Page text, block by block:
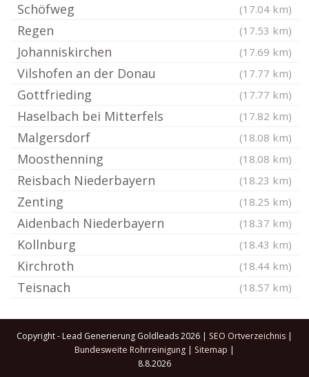
Schöfweg (17.04 km)
Regen (17.53 km)
Johanniskirchen (17.69 km)
Vilshofen an der Donau (17.77 km)
Gottfrieding (17.77 km)
Haselbach bei Mitterfels (17.82 km)
Malgersdorf (18.08 km)
Moosthenning (18.08 km)
Reisbach Niederbayern (18.23 km)
Zenting (18.25 km)
Aidenbach Niederbayern (18.37 km)
Kollnburg (18.43 km)
Kirchroth (18.44 km)
Teisnach (18.57 km)
Copyright - Lead Generierung Goldleads 2026 | SEO Ortverzeichnis |
Bundesweite Rohrreinigung | Sitemap |
8.8.2026